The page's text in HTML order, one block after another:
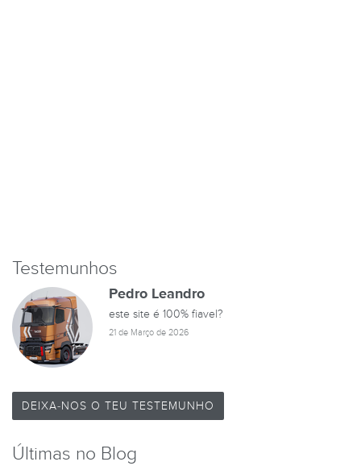
Testemunhos
Pedro Leandro
este site é 100% fiavel?
21 de Março de 2026
DEIXA-NOS O TEU TESTEMUNHO
Últimas no Blog